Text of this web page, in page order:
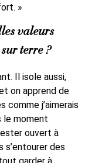
»
valeurs
terre ?
Il isole aussi,
on apprend de
j’aimerais
le moment
ouvert à
s’entourer des
garder à